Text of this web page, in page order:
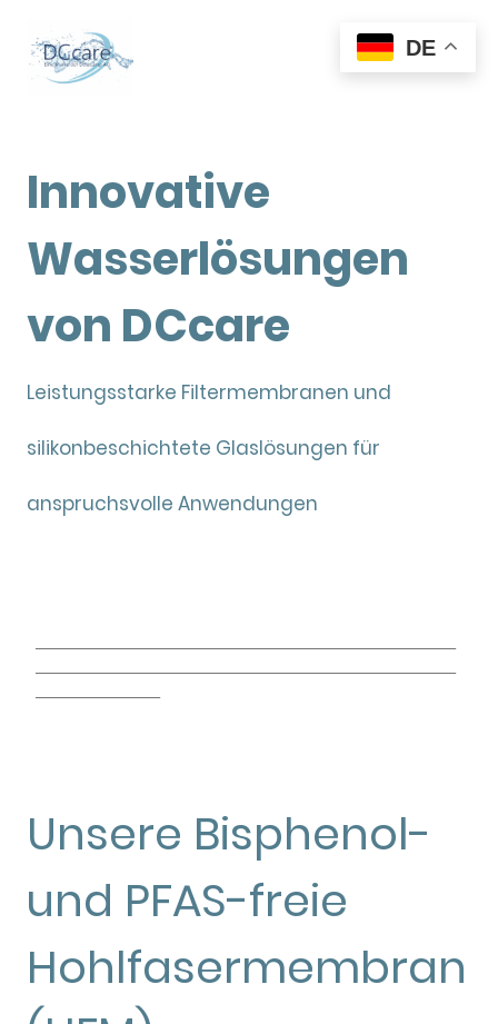
Innovative
Wasserlösungen
von DCcare
Leistungsstarke Filtermembranen und
silikonbeschichtete Glaslösungen für
anspruchsvolle Anwendungen
Unsere Bisphenol-
und PFAS-freie
Hohlfasermembran
DE